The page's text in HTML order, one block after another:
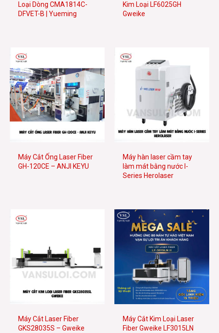
Loại Dòng CMA1814C-
DFVET-B | Yueming
Kim Loại LF6025GH
Gweike
Máy Cắt Ống Laser Fiber
GH-120CE – ANJI KEYU
Máy hàn laser cầm tay
làm mát bằng nước I-
Series Herolaser
Máy Cắt Laser Fiber
GKS28035S – Gweike
Máy Cắt Kim Loại Laser
Fiber Gweike LF3015LN